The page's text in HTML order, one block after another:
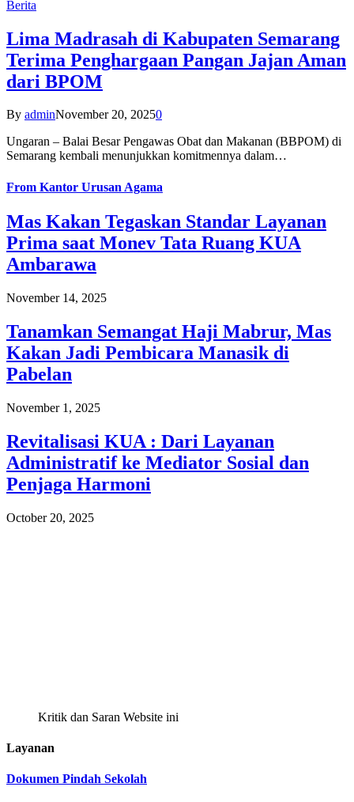
Berita
Lima Madrasah di Kabupaten Semarang
Terima Penghargaan Pangan Jajan Aman
dari BPOM
By adminNovember 20, 20250
Ungaran – Balai Besar Pengawas Obat dan Makanan (BBPOM) di
Semarang kembali menunjukkan komitmennya dalam…
From Kantor Urusan Agama
Mas Kakan Tegaskan Standar Layanan
Prima saat Monev Tata Ruang KUA
Ambarawa
November 14, 2025
Tanamkan Semangat Haji Mabrur, Mas
Kakan Jadi Pembicara Manasik di
Pabelan
November 1, 2025
Revitalisasi KUA : Dari Layanan
Administratif ke Mediator Sosial dan
Penjaga Harmoni
October 20, 2025
Kritik dan Saran Website ini
Layanan
Dokumen Pindah Sekolah